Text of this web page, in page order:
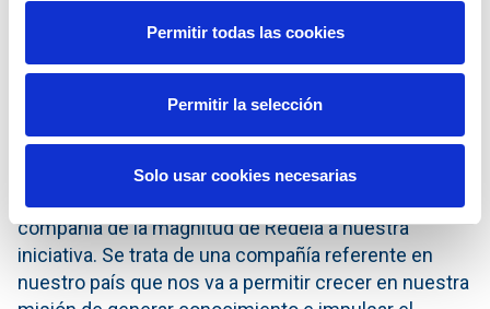
Permitir todas las cookies
Permitir la selección
Solo usar cookies necesarias
Formación Profesional.
ClosinGap y presidenta europea de Merck
Healthcare, ha querido mostrar su satisfacción por
la incorporación de Redeia a la iniciativa. “Desde
ClosinGap nos enorgullece la entrada de una
compañía de la magnitud de Redeia a nuestra
iniciativa. Se trata de una compañía referente en
nuestro país que nos va a permitir crecer en nuestra